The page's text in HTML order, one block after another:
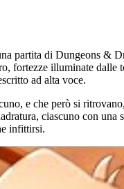
partita di Dungeons &
fortezze illuminate
ad alta voce.
e che però si
ciascuno con
infittirsi.